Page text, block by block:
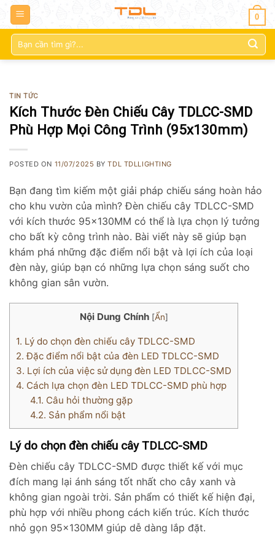
0
Tìm
kiếm:
TIN TỨC
Kích Thước Đèn Chiếu Cây TDLCC-SMD
Phù Hợp Mọi Công Trình (95x130mm)
POSTED ON 11/07/2025 BYTDL TDLLIGHTING
Bạn đang tìm kiếm một giải pháp chiếu sáng hoàn hảo
cho khu vườn của mình? Đèn chiếu cây TDLCC-SMD
với kích thước 95x130MM có thể là lựa chọn lý tưởng
cho bất kỳ công trình nào. Bài viết này sẽ giúp bạn
khám phá những đặc điểm nổi bật và lợi ích của loại
đèn này, giúp bạn có những lựa chọn sáng suốt cho
không gian sân vườn.
Nội Dung Chính [Ẩn]
1. Lý do chọn đèn chiếu cây TDLCC-SMD
2. Đặc điểm nổi bật của đèn LED TDLCC-SMD
3. Lợi ích của việc sử dụng đèn LED TDLCC-SMD
4. Cách lựa chọn đèn LED TDLCC-SMD phù hợp
4.1. Câu hỏi thường gặp
4.2. Sản phẩm nổi bật
Lý do chọn đèn chiếu cây TDLCC-SMD
Đèn chiếu cây TDLCC-SMD được thiết kế với mục
đích mang lại ánh sáng tốt nhất cho cây xanh và
không gian ngoài trời. Sản phẩm có thiết kế hiện đại,
phù hợp với nhiều phong cách kiến trúc. Kích thước
nhỏ gọn 95x130MM giúp dễ dàng lắp đặt.